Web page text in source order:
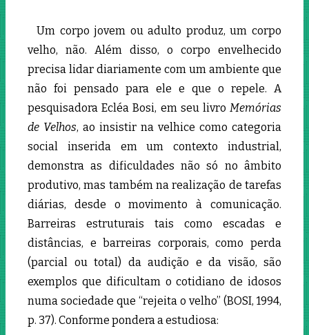
Um corpo jovem ou adulto produz, um corpo
velho, não. Além disso, o corpo envelhecido
precisa lidar diariamente com um ambiente que
não foi pensado para ele e que o repele. A
pesquisadora Ecléa Bosi, em seu livro Memórias
de Velhos, ao insistir na velhice como categoria
social inserida em um contexto industrial,
demonstra as dificuldades não só no âmbito
produtivo, mas também na realização de tarefas
diárias, desde o movimento à comunicação.
Barreiras estruturais tais como escadas e
distâncias, e barreiras corporais, como perda
(parcial ou total) da audição e da visão, são
exemplos que dificultam o cotidiano de idosos
numa sociedade que “rejeita o velho” (BOSI, 1994,
p. 37). Conforme pondera a estudiosa: